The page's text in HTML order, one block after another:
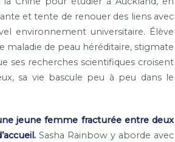
et tente de renouer des liens avec
environnement universitaire. Élève
maladie de peau héréditaire, stigmate
ses recherches scientifiques croisent
sa vie bascule peu à peu dans le
jeune femme fracturée entre deux
Sasha Rainbow y aborde avec